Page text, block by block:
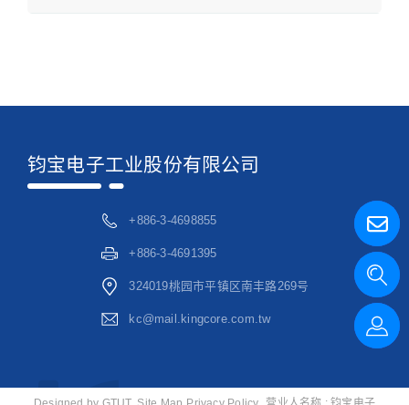
钧宝电子工业股份有限公司
+886-3-4698855
+886-3-4691395
324019桃园市平镇区南丰路269号
kc@mail.kingcore.com.tw